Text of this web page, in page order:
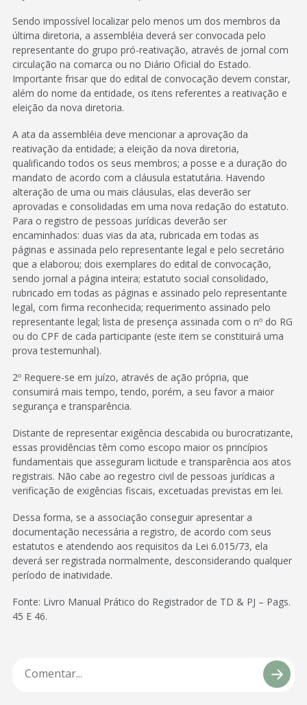
Sendo impossível localizar pelo menos um dos membros da
última diretoria, a assembléia deverá ser convocada pelo
representante do grupo pró-reativação, através de jornal com
circulação na comarca ou no Diário Oficial do Estado.
Importante frisar que do edital de convocação devem constar,
além do nome da entidade, os itens referentes a reativação e
eleição da nova diretoria.
A ata da assembléia deve mencionar a aprovação da
reativação da entidade; a eleição da nova diretoria,
qualificando todos os seus membros; a posse e a duração do
mandato de acordo com a cláusula estatutária. Havendo
alteração de uma ou mais cláusulas, elas deverão ser
aprovadas e consolidadas em uma nova redação do estatuto.
Para o registro de pessoas jurídicas deverão ser
encaminhados: duas vias da ata, rubricada em todas as
páginas e assinada pelo representante legal e pelo secretário
que a elaborou; dois exemplares do edital de convocação,
sendo jornal a página inteira; estatuto social consolidado,
rubricado em todas as páginas e assinado pelo representante
legal, com firma reconhecida; requerimento assinado pelo
representante legal; lista de presença assinada com o nº do RG
ou do CPF de cada participante (este item se constituirá uma
prova testemunhal).
2º Requere-se em juízo, através de ação própria, que
consumirá mais tempo, tendo, porém, a seu favor a maior
segurança e transparência.
Distante de representar exigência descabida ou burocratizante,
essas providências têm como escopo maior os princípios
fundamentais que asseguram licitude e transparência aos atos
registrais. Não cabe ao regestro civil de pessoas jurídicas a
verificação de exigências fiscais, excetuadas previstas em lei.
Dessa forma, se a associação conseguir apresentar a
documentação necessária a registro, de acordo com seus
estatutos e atendendo aos requisitos da Lei 6.015/73, ela
deverá ser registrada normalmente, desconsiderando qualquer
período de inatividade.
Fonte: Livro Manual Prático do Registrador de TD & PJ – Pags.
45 E 46.